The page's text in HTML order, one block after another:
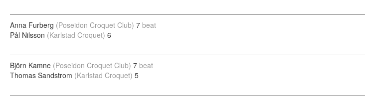
Anna Furberg (Poseidon Croquet Club) 7 beat
Pål Nilsson (Karlstad Croquet) 6
Björn Kamne (Poseidon Croquet Club) 7 beat
Thomas Sandstrom (Karlstad Croquet) 5